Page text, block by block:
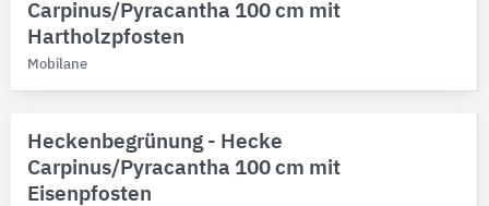
Carpinus/Pyracantha 100 cm mit
Hartholzpfosten
Mobilane
Heckenbegrünung - Hecke
Carpinus/Pyracantha 100 cm mit
Eisenpfosten